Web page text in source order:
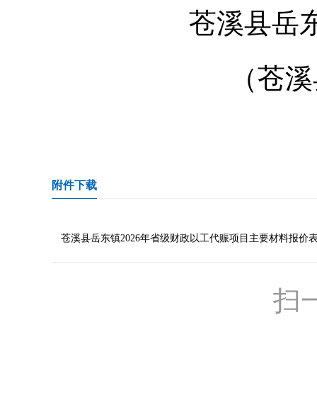
苍溪县岳
（苍
附件下载
苍溪县岳东镇2026年省级财政以工代赈项目主要材料报价
扫